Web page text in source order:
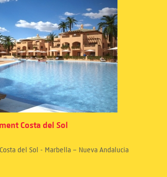
Costa del Sol
del Sol - Marbella – Nueva Andalucia
2
2